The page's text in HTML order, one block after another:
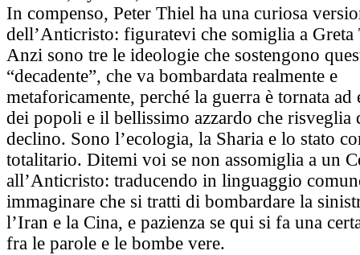
In compenso, Peter Thiel ha una curiosa
dell’Anticristo: figuratevi che somiglia a Greta
Anzi sono tre le ideologie che sostengono
“decadente”, che va bombardata realmente e
metaforicamente, perché la guerra è tornata ad
dei popoli e il bellissimo azzardo che risveglia
declino. Sono l’ecologia, la Sharia e lo stato
totalitario. Ditemi voi se non assomiglia a un
all’Anticristo: traducendo in linguaggio
immaginare che si tratti di bombardare la
l’Iran e la Cina, e pazienza se qui si fa una
fra le parole e le bombe vere.